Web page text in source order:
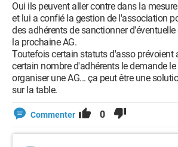
Oui ils peuvent aller contre dans la
et lui a confié la gestion de l'association
des adhérents de sanctionner d'éventuelle
la prochaine AG.
Toutefois certain statuts d'asso prévoient
certain nombre d'adhérents le demande
organiser une AG... ça peut être une
sur la table.
Commenter 0